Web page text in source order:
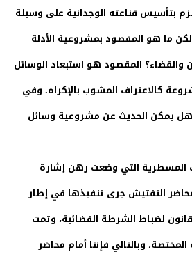
بتأسيس قناعته الوجدانية على وسيلة
ما هو المقصود بمشروعية الأدلة
والقضاء؟ المقصود هو استبعاد الوسائل
كالاعتراف المشوب بالإكراه. وفي
يمكن الحديث عن مشروعية وسائل
المسطرية التي وضعت رهن إشارة
التفتيش جرى تنفيذها في إطار
لضباط الشرطة القضائية، وتمت
وبالتالي فإننا أمام محاضر